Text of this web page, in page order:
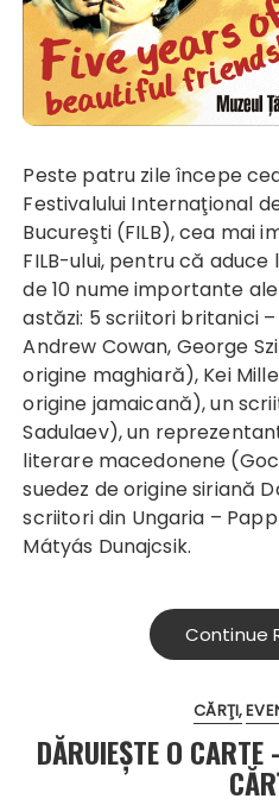
Peste patru zile începe cea de-a V-a ediţie a
Festivalului Internaţional
Bucureşti (FILB), cea mai
FILB-ului, pentru că aduce
de 10 nume importante
astăzi: 5 scriitori britanici
Andrew Cowan, George
origine maghiară), Kei
origine jamaicană), un
Sadulaev), un
literare macedonene
suedez de origine siriană
scriitori din Ungaria –
Mátyás Dunajcsik.
Continue
CĂRŢI
DĂRUIEȘTE O